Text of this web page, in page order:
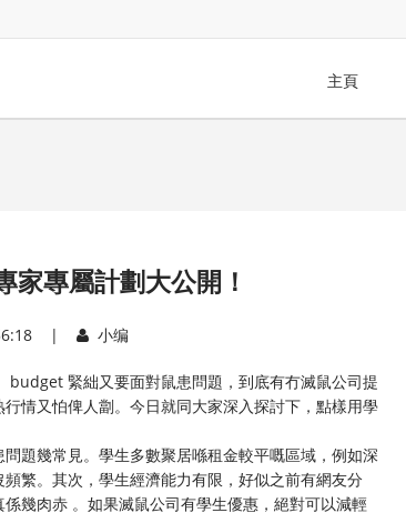
主頁
專屬計劃大公開！
| 小编
budget 緊絀又要面對鼠患問題，到底有冇滅鼠公司提
情又怕俾人劏。今日就同大家深入探討下，點樣用學
題幾常見。學生多數聚居喺租金較平嘅區域，例如深
繁。其次，學生經濟能力有限，好似之前有網友分
幾肉赤 。如果滅鼠公司有學生優惠，絕對可以減輕